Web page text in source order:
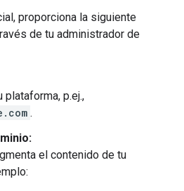
proporciona la siguiente
de tu administrador de
plataforma, p.ej.,
.
el contenido de tu